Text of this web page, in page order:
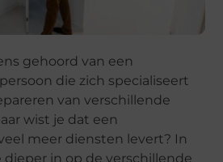
gehoord van een
die zich specialiseert
van verschillende
wist je dat een
meer diensten levert? In
dieper in op de verschillende